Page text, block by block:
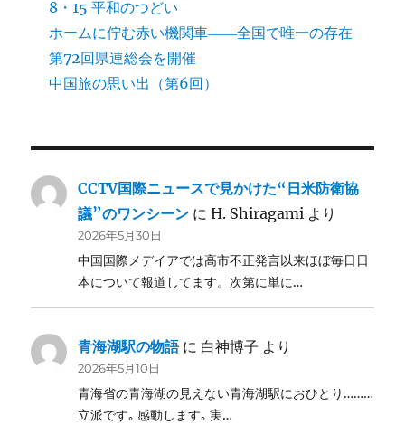
8・15 平和のつどい
ホームに佇む赤い機関車――全国で唯一の存在
第72回県連総会を開催
中国旅の思い出（第6回）
CCTV国際ニュースで見かけた“日米防衛協
議”のワンシーン にH. Shiragami より
2026年5月30日
中国国際メデイアでは高市不正発言以来ほぼ毎日日
本について報道してます。次第に単に…
青海湖駅の物語に 白神博子 より
2026年5月10日
青海省の青海湖の見えない青海湖駅におひとり………
立派です｡ 感動します｡ 実…